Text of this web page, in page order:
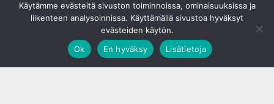
Käytämme evästeitä sivuston toiminnoissa, ominaisuuksissa ja
liikenteen analysoinnissa. Käyttämällä sivustoa hyväksyt
evästeiden käytön.
Ok
En hyväksy Lisätietoja